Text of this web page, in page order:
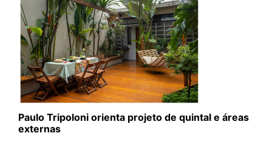
Paulo Tripoloni orienta projeto de quintal e áreas
externas